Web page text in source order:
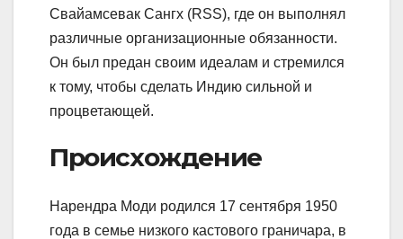
Свайамсевак Сангх (RSS), где он выполнял
различные организационные обязанности.
Он был предан своим идеалам и стремился
к тому, чтобы сделать Индию сильной и
процветающей.
Происхождение
Нарендра Моди родился 17 сентября 1950
года в семье низкого кастового граничара, в